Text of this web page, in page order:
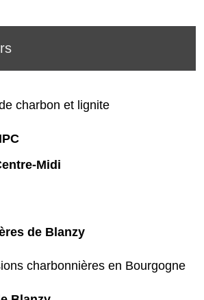
charbon et lignite
Midi
de Blanzy
charbonnières en Bourgogne